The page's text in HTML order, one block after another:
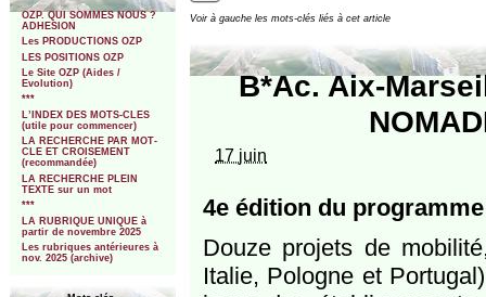
OZP. QUI SOMMES NOUS ?
ADHESION
Les PRODUCTIONS OZP
LES POSITIONS OZP
Le Site OZP (Aides /
Evolution)
***
L’INDEX DES MOTS-CLES
(utile pour commencer)
LA RECHERCHE PAR MOT-
CLE ET CROISEMENT
(recommandée)
LA RECHERCHE PLEIN
TEXTE sur un mot
***
LA RUBRIQUE UNIQUE à
partir de novembre 2025
Les rubriques antérieures à
nov. 2025 (archive)
Voir à gauche les mots-clés liés à cet article
B*Ac. Aix-
17 juin
4e édition du
Douze projets de
Italie, Pologne et